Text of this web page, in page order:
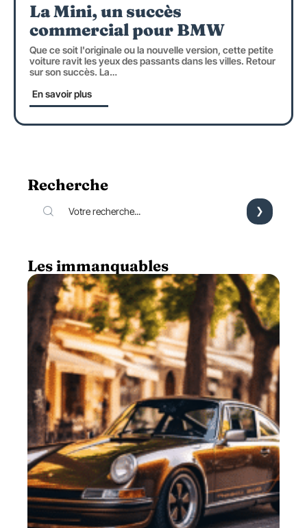
La Mini, un succès
commercial pour BMW
Que ce soit l'originale ou la nouvelle version, cette petite
voiture ravit les yeux des passants dans les villes. Retour
sur son succès. La…
En savoir plus
Recherche
Les immanquables